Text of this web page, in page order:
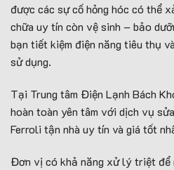
được các sự cố hỏng hóc có thể
chữa uy tín còn vệ sinh – bảo
bạn tiết kiệm điện năng tiêu thụ
sử dụng.
Tại Trung tâm Điện Lạnh Bách
hoàn toàn yên tâm với dịch vụ
Ferroli tận nhà uy tín và giá tốt
Đơn vị có khả năng xử lý triệt để